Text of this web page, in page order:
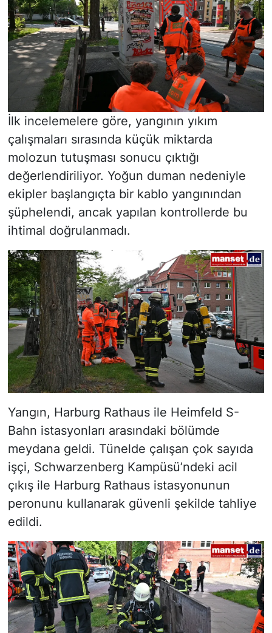
İlk incelemelere göre, yangının yıkım
çalışmaları sırasında küçük miktarda
molozun tutuşması sonucu çıktığı
değerlendiriliyor. Yoğun duman nedeniyle
ekipler başlangıçta bir kablo yangınından
şüphelendi, ancak yapılan kontrollerde bu
ihtimal doğrulanmadı.
Yangın, Harburg Rathaus ile Heimfeld S-
Bahn istasyonları arasındaki bölümde
meydana geldi. Tünelde çalışan çok sayıda
işçi, Schwarzenberg Kampüsü’ndeki acil
çıkış ile Harburg Rathaus istasyonunun
peronunu kullanarak güvenli şekilde tahliye
edildi.